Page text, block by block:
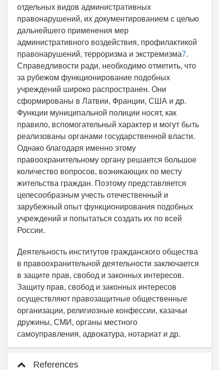
отдельных видов административных
правонарушений, их документированием с целью
дальнейшего применения мер
административного воздействия, профилактикой
правонарушений, терроризма и экстремизма7.
Справедливости ради, необходимо отметить, что
за рубежом функционирование подобных
учреждений широко распространен. Они
сформированы в Латвии, Франции, США и др.
Функции муниципальной полиции носят, как
правило, вспомогательный характер и могут быть
реализованы органами государственной власти.
Однако благодаря именно этому
правоохранительному органу решается большое
количество вопросов, возникающих по месту
жительства граждан. Поэтому представляется
целесообразным учесть отечественный и
зарубежный опыт функционирования подобных
учреждений и попытаться создать их по всей
России.
Деятельность институтов гражданского общества
в правоохранительной деятельности заключается
в защите прав, свобод и законных интересов.
Защиту прав, свобод и законных интересов
осуществляют правозащитные общественные
организации, религиозные конфессии, казачьи
дружины, СМИ, органы местного
самоуправления, адвокатура, нотариат и др.
References